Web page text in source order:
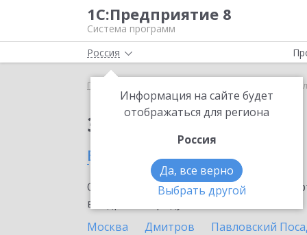
1С:Предприятие 8
Система программ
Россия
Информация на сайте будет
отображаться для региона
Россия
Да, все верно
Выбрать другой
Главная 1С:МДЛП в
Заказать 1С:МДЛП
в Клину
Ознакомьтесь с информационными
внедрение продукта.
Москва
Дмитров Павловский